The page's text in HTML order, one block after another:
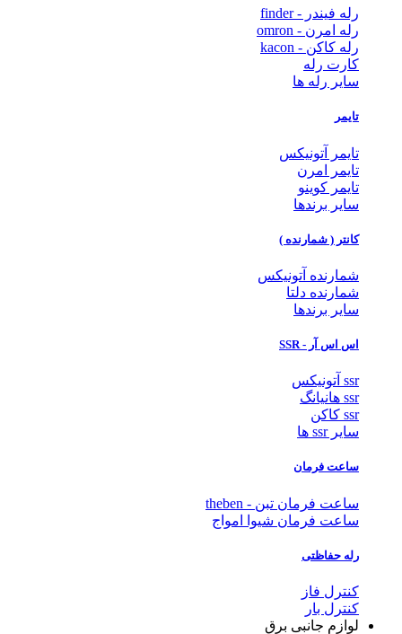
رله فیندر - finder
رله امرن - omron
رله کاکن - kacon
کارت رله
سایر رله ها
تایمر
تایمر آتونیکس
تایمر امرن
تایمر کوینو
سایر برندها
کانتر ( شمارنده )
شمارنده آتونیکس
شمارنده دلتا
سایر برندها
اس اس آر - SSR
ssr آتونیکس
ssr هانیانگ
ssr کاکن
سایر ssr ها
ساعت فرمان
ساعت فرمان تبن - theben
ساعت فرمان شیوا امواج
رله حفاظتی
کنترل فاز
کنترل بار
لوازم جانبی برق